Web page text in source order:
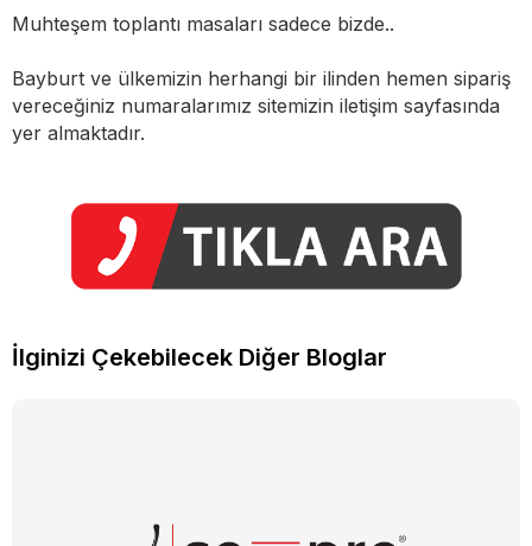
Muhteşem toplantı masaları sadece bizde..
Bayburt ve ülkemizin herhangi bir ilinden hemen sipariş
vereceğiniz numaralarımız sitemizin iletişim sayfasında
yer almaktadır.
İlginizi Çekebilecek Diğer Bloglar